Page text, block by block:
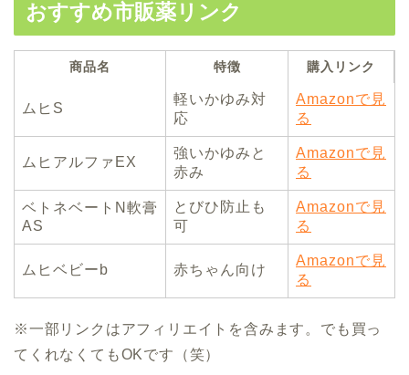
おすすめ市販薬リンク
商品名 特徴 購入リンク
ムヒS
軽いかゆみ対
応
Amazonで見
る
ムヒアルファEX
強いかゆみと
赤み
Amazonで見
る
ベトネベートN軟膏
AS
とびひ防止も
可
Amazonで見
る
ムヒベビーb 赤ちゃん向け
Amazonで見
る
※一部リンクはアフィリエイトを含みます。でも買っ
てくれなくてもOKです（笑）